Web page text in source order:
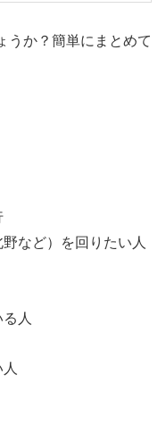
うか？簡単にまとめて
など）を回りたい人
人